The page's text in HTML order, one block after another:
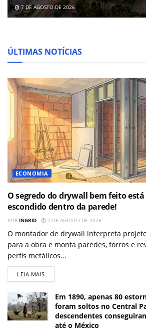
7 DE AGOSTO DE 2026
ÚLTIMAS NOTÍCIAS
ECONOMIA
O segredo do drywall bem feito
escondido dentro da parede!
POR INGRID 7 DE AGOSTO DE 2026
O montador de drywall interpreta
para a obra e monta paredes, forros e
perfis metálicos...
LEIA MAIS
Em 1890, apenas 80
foram soltos no Central
descendentes
até o México